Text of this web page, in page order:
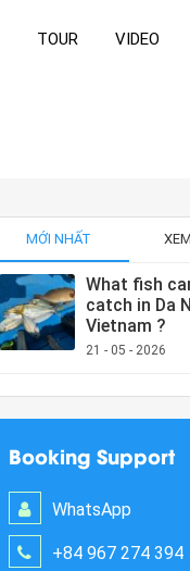
TOUR VIDEO
MỚI NHẤT
What fish
catch in Da
Vietnam ?
21 - 05 - 2026
Booking Support
WhatsApp
+84 967 274 394